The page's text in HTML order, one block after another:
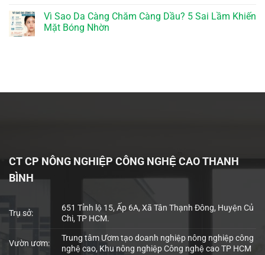
Vì Sao Da Càng Chăm Càng Dầu? 5 Sai Lầm Khiến
Mặt Bóng Nhờn
CT CP NÔNG NGHIỆP CÔNG NGHỆ CAO THANH
BÌNH
Trụ sở:
651 Tỉnh lộ 15, Ấp 6A, Xã Tân Thạnh Đông, Huyện Củ
Chi, TP HCM.
Vườn ươm:
Trung tâm Ươm tạo doanh nghiệp nông nghiệp công
nghệ cao, Khu nông nghiệp Công nghệ cao TP HCM